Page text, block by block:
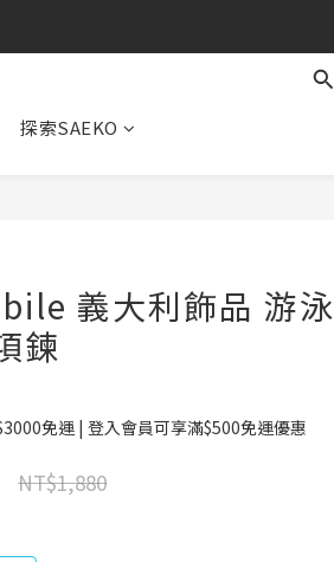
探索SAEKO
義大利飾品 游泳
鍊
免運 | 登入會員可享滿$500免運優惠
NT$1,880